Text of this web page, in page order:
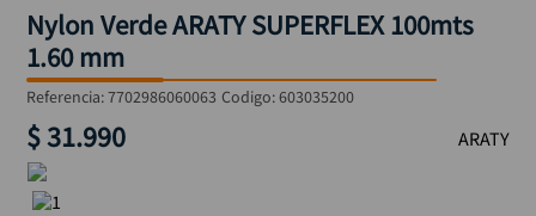
Nylon Verde ARATY SUPERFLEX 100mts
1.60 mm
Referencia:7702986060063 Codigo:603035200
$31.990 ARATY
taladros pulidoras
compresor
broca
sierra circular
hidrolavadora